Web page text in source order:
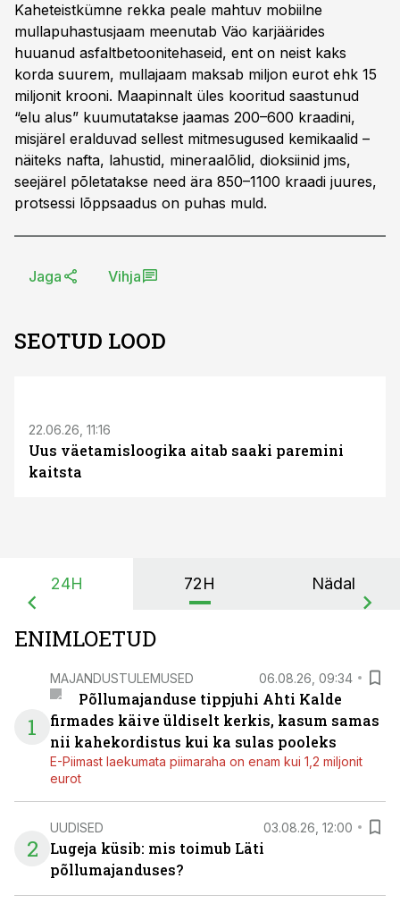
Kaheteistkümne rekka peale mahtuv mobiilne
mullapuhastusjaam meenutab Väo karjäärides
huuanud asfaltbetoonitehaseid, ent on neist kaks
korda suurem, mullajaam maksab miljon eurot ehk 15
miljonit krooni. Maapinnalt üles kooritud saastunud
“elu alus” kuumutatakse jaamas 200–600 kraadini,
misjärel eralduvad sellest mitmesugused kemikaalid –
näiteks nafta, lahustid, mineraalõlid, dioksiinid jms,
seejärel põletatakse need ära 850–1100 kraadi juures,
protsessi lõppsaadus on puhas muld.
Jaga Vihja
SEOTUD LOOD
22.06.26, 11:16
Uus väetamisloogika aitab saaki paremini
kaitsta
24H 72H Nädal
ENIMLOETUD
1
MAJANDUSTULEMUSED 06.08.26, 09:34
Põllumajanduse tippjuhi Ahti Kalde
firmades käive üldiselt kerkis, kasum samas
nii kahekordistus kui ka sulas pooleks
E-Piimast laekumata piimaraha on enam kui 1,2 miljonit
eurot
2
UUDISED 03.08.26, 12:00
Lugeja küsib: mis toimub Läti
põllumajanduses?